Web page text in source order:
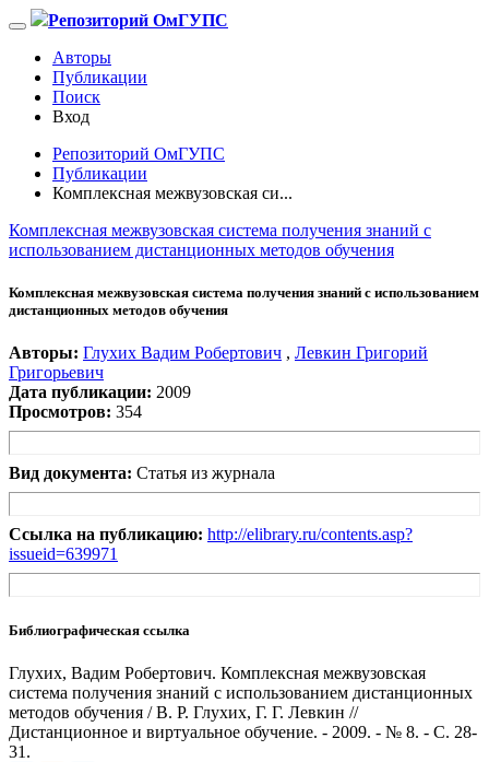
Репозиторий ОмГУПС
Авторы
Публикации
Поиск
Вход
Репозиторий ОмГУПС
Публикации
Комплексная межвузовская си...
Комплексная межвузовская система получения знаний с
использованием дистанционных методов обучения
Комплексная межвузовская система получения знаний с использованием
дистанционных методов обучения
Авторы: Глухих Вадим Робертович , Левкин Григорий
Григорьевич
Дата публикации: 2009
Просмотров: 354
Вид документа: Статья из журнала
Ссылка на публикацию: http://elibrary.ru/contents.asp?
issueid=639971
Библиографическая ссылка
Глухих, Вадим Робертович. Комплексная межвузовская
система получения знаний с использованием дистанционных
методов обучения / В. Р. Глухих, Г. Г. Левкин //
Дистанционное и виртуальное обучение. - 2009. - № 8. - С. 28-
31.